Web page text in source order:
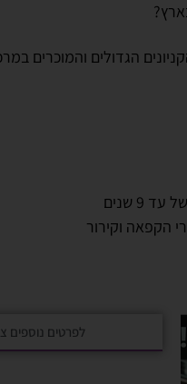
הגדולים והמוכרים
הקפאה וקירור
לפרטים נוספים